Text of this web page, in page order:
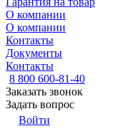
О компании
О компании
Контакты
Документы
Контакты
8 800 600-81-40
Заказать звонок
Задать вопрос
Войти